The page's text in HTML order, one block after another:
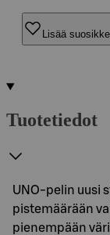
Lisää
Tuotetiedot
UNO-pelin uusi
pistemäärään
pienempään